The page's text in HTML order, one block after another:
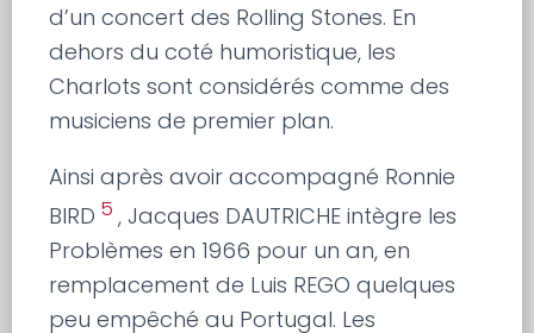
d’un concert des Rolling Stones. En
dehors du coté humoristique, les
Charlots sont considérés comme des
musiciens de premier plan.
Ainsi après avoir accompagné Ronnie
BIRD 5 , Jacques DAUTRICHE intègre les
Problèmes en 1966 pour un an, en
remplacement de Luis REGO quelques
peu empêché au Portugal. Les